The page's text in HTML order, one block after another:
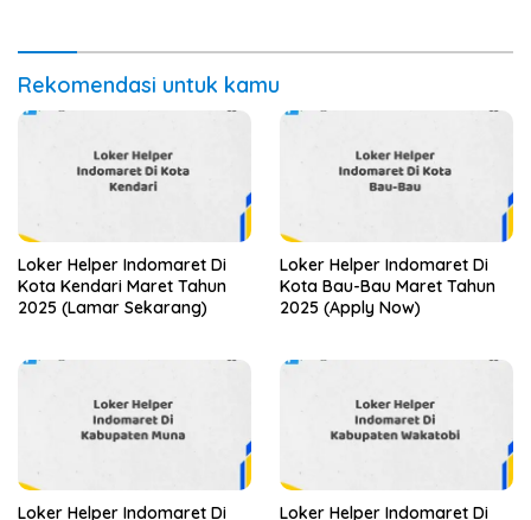
Rekomendasi untuk kamu
Loker Helper Indomaret Di
Kota Kendari Maret Tahun
2025 (Lamar Sekarang)
Loker Helper Indomaret Di
Kota Bau-Bau Maret Tahun
2025 (Apply Now)
Loker Helper Indomaret Di Loker Helper Indomaret Di